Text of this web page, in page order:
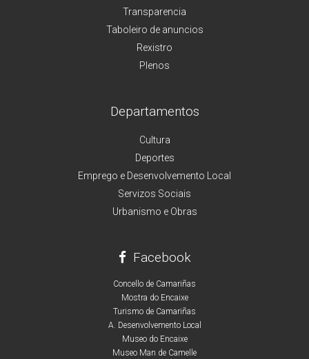
Transparencia
Taboleiro de anuncios
Rexistro
Plenos
Departamentos
Cultura
Deportes
Emprego e Desenvolvemento Local
Servizos Sociais
Urbanismo e Obras
Facebook
Concello de Camariñas
Mostra do Encaixe
Turismo de Camariñas
A. Desenvolvemento Local
Museo do Encaixe
Museo Man de Camelle